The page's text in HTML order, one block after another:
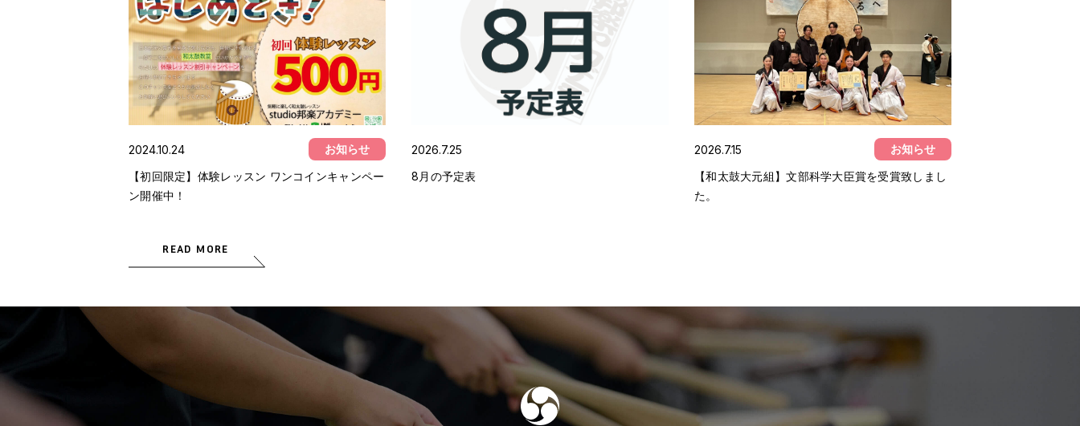
2024.10.24 お知らせ
【初回限定】体験レッスン ワンコインキャンペー
ン開催中！
2026.7.25
8月の予定表
2026.7.15 お知らせ
【和太鼓大元組】文部科学大臣賞を受賞致しまし
た。
READ MORE